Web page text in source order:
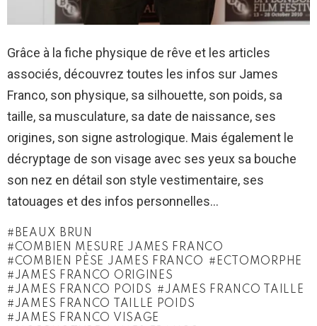
Grâce à la fiche physique de rêve et les articles
associés, découvrez toutes les infos sur James
Franco, son physique, sa silhouette, son poids, sa
taille, sa musculature, sa date de naissance, ses
origines, son signe astrologique. Mais également le
décryptage de son visage avec ses yeux sa bouche
son nez en détail son style vestimentaire, ses
tatouages et des infos personnelles…
BEAUX BRUN
COMBIEN MESURE JAMES FRANCO
COMBIEN PÈSE JAMES FRANCO
ECTOMORPHE
JAMES FRANCO ORIGINES
JAMES FRANCO POIDS
JAMES FRANCO TAILLE
JAMES FRANCO TAILLE POIDS
JAMES FRANCO VISAGE